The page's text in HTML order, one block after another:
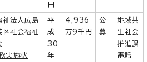
日
祉法人広島
区社会福祉
実施状
平
成
30
年
4,936
万9千円
公
募
地域共
生社会
推進課
電話